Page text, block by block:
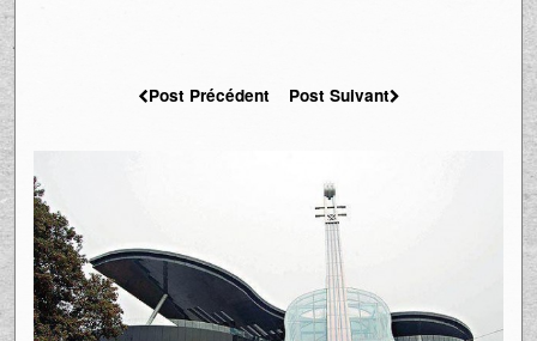
Post Précédent Post Suivant